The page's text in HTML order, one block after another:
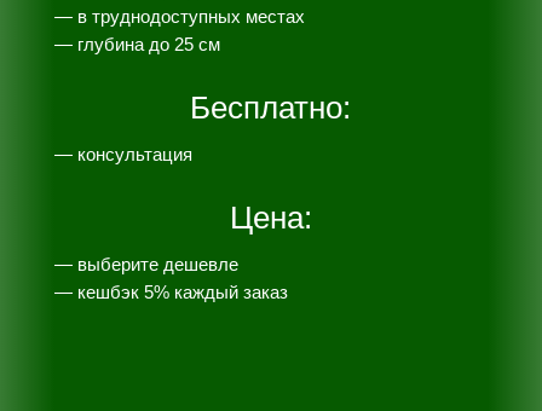
— в труднодоступных местах
— глубина до 25 см
Бесплатно:
— консультация
Цена:
— выберите дешевле
— кешбэк 5% каждый заказ